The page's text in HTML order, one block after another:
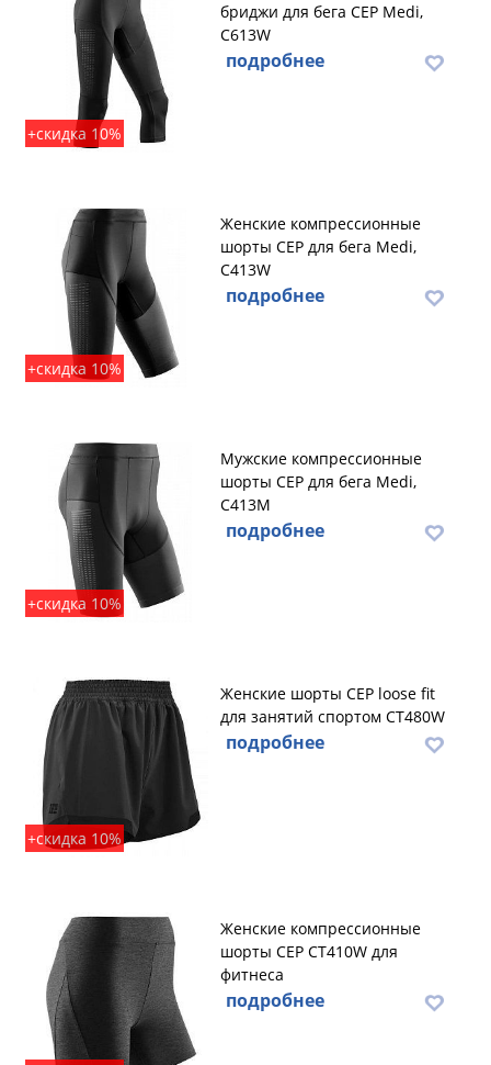
+скидка 10%
бриджи для бега CEP Medi,
C613W
подробнее
+скидка 10%
Женские компрессионные
шорты CEP для бега Medi,
C413W
подробнее
+скидка 10%
Мужские компрессионные
шорты CEP для бега Medi,
C413M
подробнее
+скидка 10%
Женские шорты CEP loose fit
для занятий спортом CT480W
подробнее
Женские компрессионные
шорты CEP CT410W для
фитнеса
подробнее